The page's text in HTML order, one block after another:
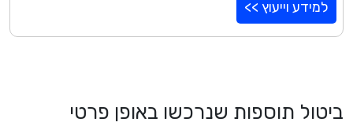
למידע וייעוץ >>
ביטול תוספות שנרכשו באופן פרטי